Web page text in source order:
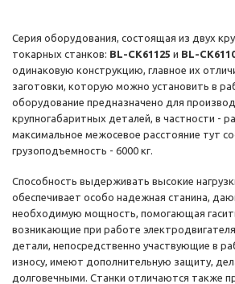
Серия оборудования, состоящая из двух
токарных станков: BL-CK61125 и BL-
одинаковую конструкцию, главное их
заготовки, которую можно установить в
оборудование предназначено для
крупногабаритных деталей, в частности -
максимальное межосевое расстояние тут
грузоподъемность - 6000 кг.
Способность выдерживать высокие
обеспечивает особо надежная станина,
необходимую мощность, помогающая
возникающие при работе
детали, непосредственно участвующие в
износу, имеют дополнительную защиту,
долговечными. Станки отличаются также